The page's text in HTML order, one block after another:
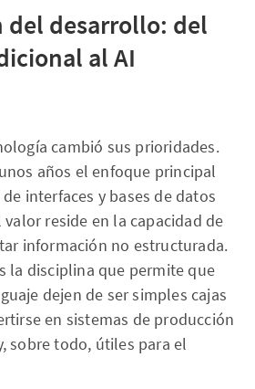
del desarrollo: del
al AI
cambió sus prioridades.
años el enfoque principal
interfaces y bases de datos
reside en la capacidad de
información no estructurada.
la disciplina que permite que
dejen de ser simples cajas
en sistemas de producción
sobre todo, útiles para el